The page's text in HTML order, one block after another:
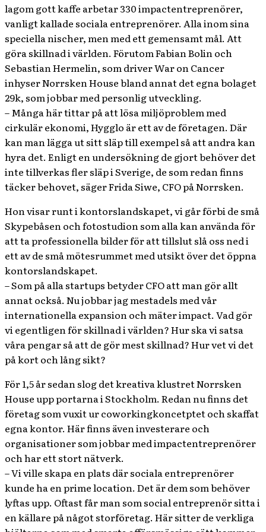
lagom gott kaffe arbetar 330 impactentreprenörer,
vanligt kallade sociala entreprenörer. Alla inom sina
speciella nischer, men med ett gemensamt mål. Att
göra skillnad i världen. Förutom Fabian Bolin och
Sebastian Hermelin, som driver War on Cancer
inhyser Norrsken House bland annat det egna bolaget
29k, som jobbar med personlig utveckling.
– Många här tittar på att lösa miljöproblem med
cirkulär ekonomi, Hygglo är ett av de företagen. Där
kan man lägga ut sitt släp till exempel så att andra kan
hyra det. Enligt en undersökning de gjort behöver det
inte tillverkas fler släp i Sverige, de som redan finns
täcker behovet, säger Frida Siwe, CFO på Norrsken.
Hon visar runt i kontorslandskapet, vi går förbi de små
Skypebåsen och fotostudion som alla kan använda för
att ta professionella bilder för att tillslut slå oss ned i
ett av de små mötesrummet med utsikt över det öppna
kontorslandskapet.
– Som på alla startups betyder CFO att man gör allt
annat också. Nu jobbar jag mestadels med vår
internationella expansion och mäter impact. Vad gör
vi egentligen för skillnad i världen? Hur ska vi satsa
våra pengar så att de gör mest skillnad? Hur vet vi det
på kort och lång sikt?
För 1,5 år sedan slog det kreativa klustret Norrsken
House upp portarna i Stockholm. Redan nu finns det
företag som vuxit ur coworkingkoncetptet och skaffat
egna kontor. Här finns även investerare och
organisationer som jobbar med impactentreprenörer
och har ett stort nätverk.
– Vi ville skapa en plats där sociala entreprenörer
kunde ha en prime location. Det är dem som behöver
lyftas upp. Oftast får man som social entreprenör sitta i
en källare på något storföretag. Här sitter de verkliga